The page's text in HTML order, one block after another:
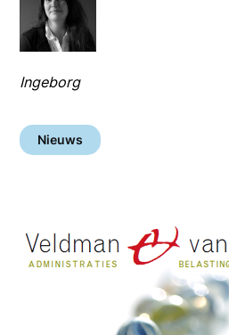
Ingeborg
Nieuws